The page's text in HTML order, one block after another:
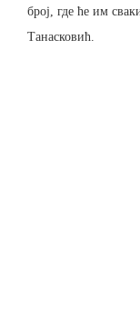
број, где ће им
Танасковић.